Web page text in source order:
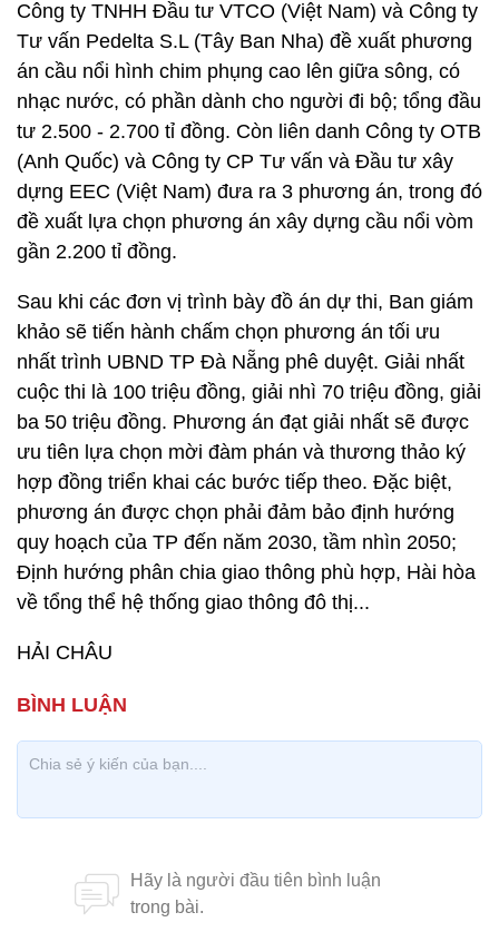
Công ty TNHH Đầu tư VTCO (Việt Nam) và Công ty
Tư vấn Pedelta S.L (Tây Ban Nha) đề xuất phương
án cầu nổi hình chim phụng cao lên giữa sông, có
nhạc nước, có phần dành cho người đi bộ; tổng đầu
tư 2.500 - 2.700 tỉ đồng. Còn liên danh Công ty OTB
(Anh Quốc) và Công ty CP Tư vấn và Đầu tư xây
dựng EEC (Việt Nam) đưa ra 3 phương án, trong đó
đề xuất lựa chọn phương án xây dựng cầu nổi vòm
gần 2.200 tỉ đồng.
Sau khi các đơn vị trình bày đồ án dự thi, Ban giám
khảo sẽ tiến hành chấm chọn phương án tối ưu
nhất trình UBND TP Đà Nẵng phê duyệt. Giải nhất
cuộc thi là 100 triệu đồng, giải nhì 70 triệu đồng, giải
ba 50 triệu đồng. Phương án đạt giải nhất sẽ được
ưu tiên lựa chọn mời đàm phán và thương thảo ký
hợp đồng triển khai các bước tiếp theo. Đặc biệt,
phương án được chọn phải đảm bảo định hướng
quy hoạch của TP đến năm 2030, tầm nhìn 2050;
Định hướng phân chia giao thông phù hợp, Hài hòa
về tổng thể hệ thống giao thông đô thị...
HẢI CHÂU